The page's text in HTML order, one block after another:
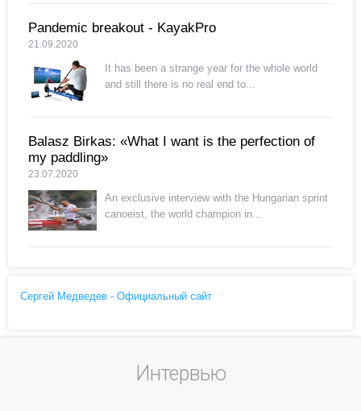
Pandemic breakout - KayakPro
21.09.2020
It has been a strange year for the whole world
and still there is no real end to...
Balasz Birkas: «What I want is the perfection of
my paddling»
23.07.2020
An exclusive interview with the Hungarian sprint
canoeist, the world champion in...
Сергей Медведев - Официальный сайт
Интервью